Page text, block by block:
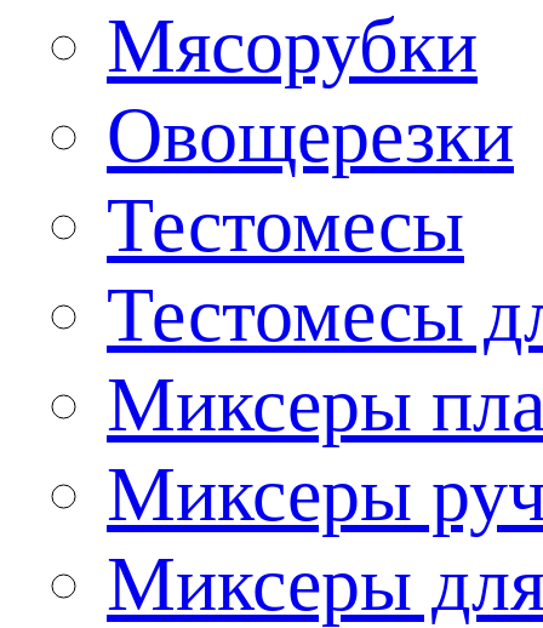
Мясорубки
Овощерезки
Тестомесы
Тестомесы
Миксеры
Миксеры
Миксеры